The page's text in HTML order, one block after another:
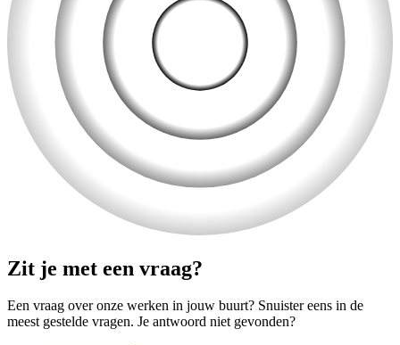
Zit je met een vraag?
Een vraag over onze werken in jouw buurt? Snuister eens in de
meest gestelde vragen. Je antwoord niet gevonden?